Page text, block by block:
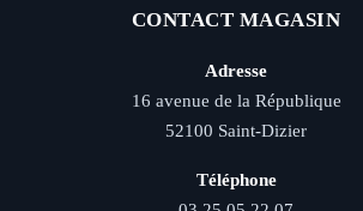
CONTACT MAGASIN
Adresse
16 avenue de la République
52100 Saint-Dizier
Téléphone